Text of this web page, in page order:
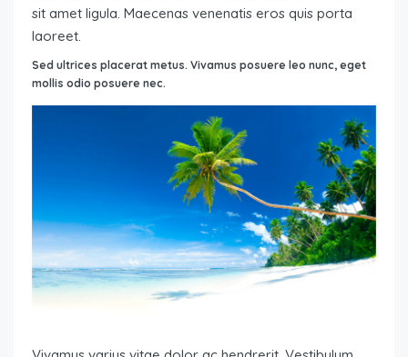
sit amet ligula. Maecenas venenatis eros quis porta
laoreet.
Sed ultrices placerat metus. Vivamus posuere leo nunc, eget
mollis odio posuere nec.